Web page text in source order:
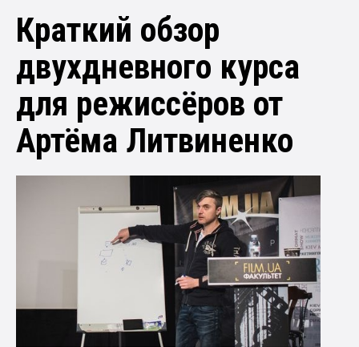
Краткий обзор
двухдневного курса
для режиссёров от
Артёма Литвиненко